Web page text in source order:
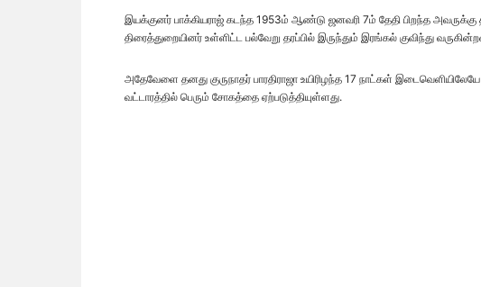
இயக்குனர் பாக்கியராஜ் கடந்த 1953ம் ஆண்டு ஜனவரி 7ம் தேதி பிறந்த அவருக்கு
திரைத்துறையினர் உள்ளிட்ட பல்வேறு தரப்பில் இருந்தும் இரங்கல் குவிந்து
அதேவேளை தனது குருநாதர் பாரதிராஜா உயிரிழந்த 17 நாட்கள்
வட்டாரத்தில் பெரும் சோகத்தை ஏற்படுத்தியுள்ளது.